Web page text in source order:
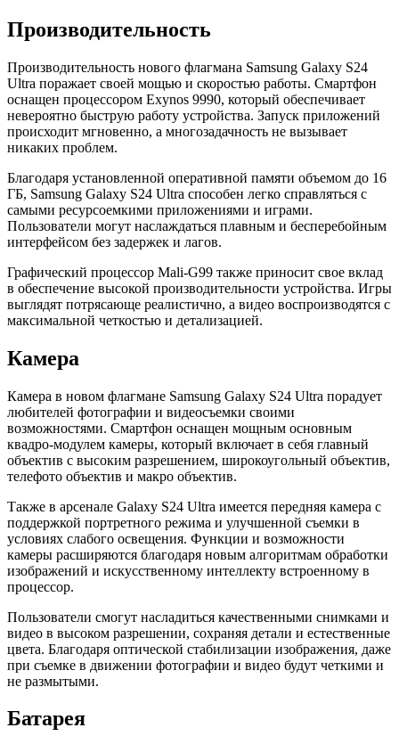
Производительность
Производительность нового флагмана Samsung Galaxy S24
Ultra поражает своей мощью и скоростью работы. Смартфон
оснащен процессором Exynos 9990, который обеспечивает
невероятно быструю работу устройства. Запуск приложений
происходит мгновенно, а многозадачность не вызывает
никаких проблем.
Благодаря установленной оперативной памяти объемом до 16
ГБ, Samsung Galaxy S24 Ultra способен легко справляться с
самыми ресурсоемкими приложениями и играми.
Пользователи могут наслаждаться плавным и бесперебойным
интерфейсом без задержек и лагов.
Графический процессор Mali-G99 также приносит свое вклад
в обеспечение высокой производительности устройства. Игры
выглядят потрясающе реалистично, а видео воспроизводятся с
максимальной четкостью и детализацией.
Камера
Камера в новом флагмане Samsung Galaxy S24 Ultra порадует
любителей фотографии и видеосъемки своими
возможностями. Смартфон оснащен мощным основным
квадро-модулем камеры, который включает в себя главный
объектив с высоким разрешением, широкоугольный объектив,
телефото объектив и макро объектив.
Также в арсенале Galaxy S24 Ultra имеется передняя камера с
поддержкой портретного режима и улучшенной съемки в
условиях слабого освещения. Функции и возможности
камеры расширяются благодаря новым алгоритмам обработки
изображений и искусственному интеллекту встроенному в
процессор.
Пользователи смогут насладиться качественными снимками и
видео в высоком разрешении, сохраняя детали и естественные
цвета. Благодаря оптической стабилизации изображения, даже
при съемке в движении фотографии и видео будут четкими и
не размытыми.
Батарея